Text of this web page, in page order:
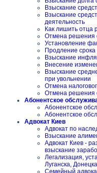
Взыскание
Взыскание
деятельность
Как лишить отца
Отмена решения
Установление
Продление
Взыскание
Внесение
Взыскание
при увольнении
Отмена
Отмена решения
Абонентское
Абонентское
Абонентское
Адвокат Киев
Адвокат по
Взыскание
Адвокат Киев -
взыскание
Легализация,
Луганска,